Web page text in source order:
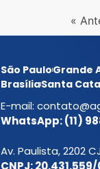
«
São PauloGrande
BrasíliaSanta
E-mail:
WhatsApp: (11)
Av. Paulista, 2202
CNPJ: